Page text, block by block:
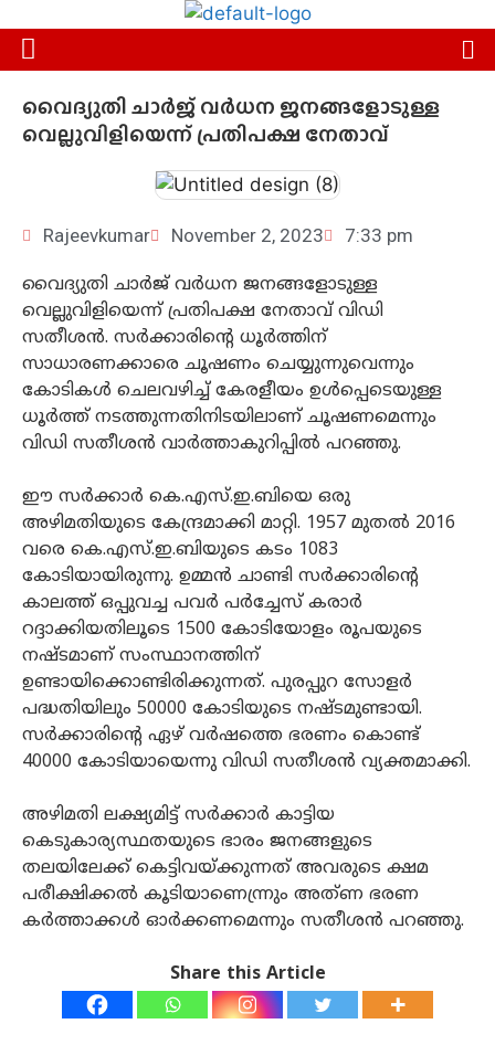
വൈദ്യുതി ചാര്‍ജ് വര്‍ധന ജനങ്ങളോടുള്ള
വെല്ലുവിളിയെന്ന് പ്രതിപക്ഷ നേതാവ്
Rajeevkumar November 2, 2023 7:33 pm
വൈദ്യുതി ചാര്‍ജ് വര്‍ധന ജനങ്ങളോടുള്ള
വെല്ലുവിളിയെന്ന് പ്രതിപക്ഷ നേതാവ് വിഡി
സതീശൻ. സര്‍ക്കാരിന്റെ ധൂര്‍ത്തിന്
സാധാരണക്കാരെ ചൂഷണം ചെയ്യുന്നുവെന്നും
കോടികള്‍ ചെലവഴിച്ച് കേരളീയം ഉള്‍പ്പെടെയുള്ള
ധൂര്‍ത്ത് നടത്തുന്നതിനിടയിലാണ് ചൂഷണമെന്നും
വിഡി സതീശൻ വാർത്താകുറിപ്പിൽ പറഞ്ഞു.
ഈ സര്‍ക്കാര്‍ കെ.എസ്.ഇ.ബിയെ ഒരു
അഴിമതിയുടെ കേന്ദ്രമാക്കി മാറ്റി. 1957 മുതല്‍ 2016
വരെ കെ.എസ്.ഇ.ബിയുടെ കടം 1083
കോടിയായിരുന്നു. ഉമ്മന്‍ ചാണ്ടി സര്‍ക്കാരിന്റെ
കാലത്ത് ഒപ്പുവച്ച പവര്‍ പര്‍ച്ചേസ് കരാര്‍
റദ്ദാക്കിയതിലൂടെ 1500 കോടിയോളം രൂപയുടെ
നഷ്ടമാണ് സംസ്ഥാനത്തിന്
ഉണ്ടായിക്കൊണ്ടിരിക്കുന്നത്. പുരപ്പുറ സോളര്‍
പദ്ധതിയിലും 50000 കോടിയുടെ നഷ്ടമുണ്ടായി.
സര്‍ക്കാരിന്റെ ഏഴ് വര്‍ഷത്തെ ഭരണം കൊണ്ട്
40000 കോടിയായെന്നു വിഡി സതീശൻ വ്യക്തമാക്കി.
അഴിമതി ലക്ഷ്യമിട്ട് സര്‍ക്കാര്‍ കാട്ടിയ
കെടുകാര്യസ്ഥതയുടെ ഭാരം ജനങ്ങളുടെ
തലയിലേക്ക് കെട്ടിവയ്ക്കുന്നത് അവരുടെ ക്ഷമ
പരീക്ഷിക്കല്‍ കൂടിയാണെന്ന്രും അത്ണ ഭരണ
കര്‍ത്താക്കള്‍ ഓര്‍ക്കണമെന്നും സതീശൻ പറഞ്ഞു.
Share this Article